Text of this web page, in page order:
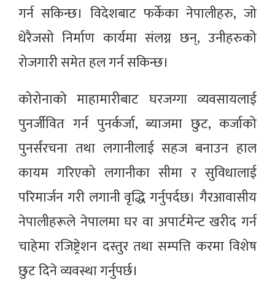
गर्न सकिन्छ। विदेशबाट फर्केका नेपालीहरु‚ जो
धेरैजसो निर्माण कार्यमा संलग्न छन्‚ उनीहरुको
रोजगारी समेत हल गर्न सकिन्छ।
कोरोनाको माहामारीबाट घरजग्गा व्यवसायलाई
पुनर्जीवित गर्न पुनर्कर्जा, ब्याजमा छुट, कर्जाको
पुनर्संरचना तथा लगानीलाई सहज बनाउन हाल
कायम गरिएको लगानीका सीमा र सुविधालाई
परिमार्जन गरी लगानी वृद्धि गर्नुपर्दछ। गैरआवासीय
नेपालीहरूले नेपालमा घर वा अपार्टमेन्ट खरीद गर्न
चाहेमा रजिष्ट्रेशन दस्तुर तथा सम्पत्ति करमा विशेष
छुट दिने व्यवस्था गर्नुपर्छ।